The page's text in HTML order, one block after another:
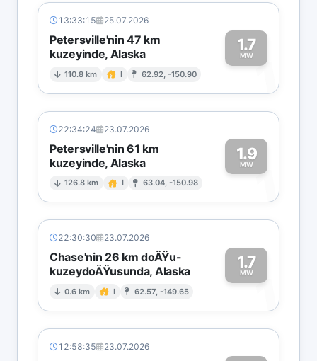
13:33:15 25.07.2026
Petersville'nin 47 km
kuzeyinde, Alaska
110.8 km I 62.92, -150.90
1.7
MW1
22:34:24 23.07.2026
Petersville'nin 61 km
kuzeyinde, Alaska
126.8 km I 63.04, -150.98
1.9
MW1
22:30:30 23.07.2026
Chase'nin 26 km doÄŸu-
kuzeydoÄŸusunda, Alaska
0.6 km I 62.57, -149.65
1.7
MW1
12:58:35 23.07.2026